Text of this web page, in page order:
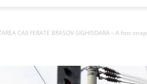
CAII FERATE BRASOV-SIGHISOARA – A fost